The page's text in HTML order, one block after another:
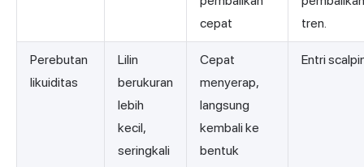
cepat
tren.
Perebutan
likuiditas
Lilin
berukuran
lebih
kecil,
seringkali
Cepat
menyerap,
langsung
kembali ke
bentuk
Entri